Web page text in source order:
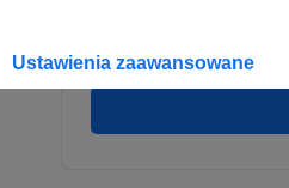
Ustawienia zaawansowane
Gwarantujemy
danych, tj. prawo
profilowaniu, a także
Rejestracja dla osób